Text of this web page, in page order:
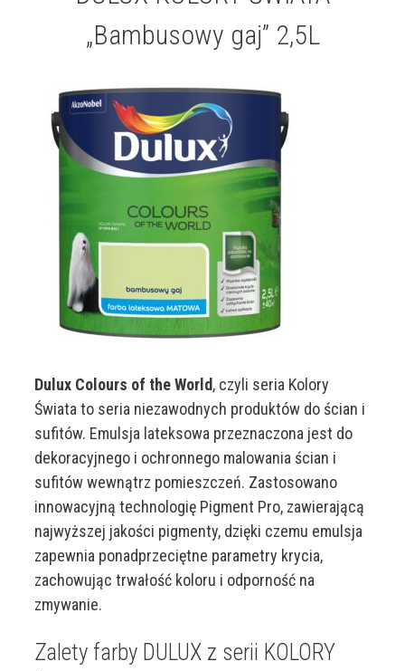
„Bambusowy gaj” 2,5L
Dulux Colours of the World, czyli seria Kolory
Świata to seria niezawodnych produktów do ścian i
sufitów. Emulsja lateksowa przeznaczona jest do
dekoracyjnego i ochronnego malowania ścian i
sufitów wewnątrz pomieszczeń. Zastosowano
innowacyjną technologię Pigment Pro, zawierającą
najwyższej jakości pigmenty, dzięki czemu emulsja
zapewnia ponadprzeciętne parametry krycia,
zachowując trwałość koloru i odporność na
zmywanie.
Zalety farby DULUX z serii KOLORY